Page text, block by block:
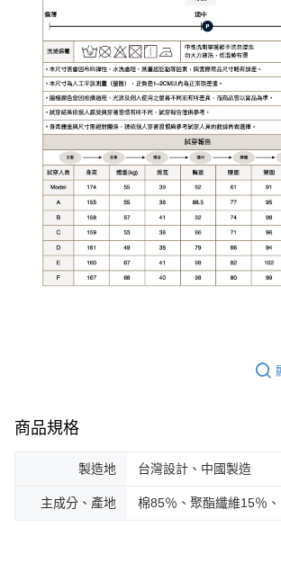
商品規格
製造地 台灣設計、中國製造
主成分、產地 棉85％、聚酯纖維15％